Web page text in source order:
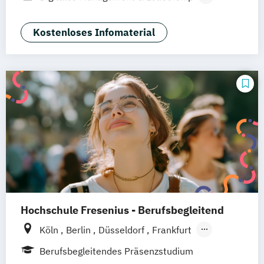
Braunschweig Erfurt
Marketing
Kostenloses Infomaterial
Hochschule Fresenius - Berufsbegleitend
Köln Berlin Düsseldorf
Frankfurt
Hamburg
Idstein München
Wiesbaden
Berufsbegleitendes Präsenzstudium